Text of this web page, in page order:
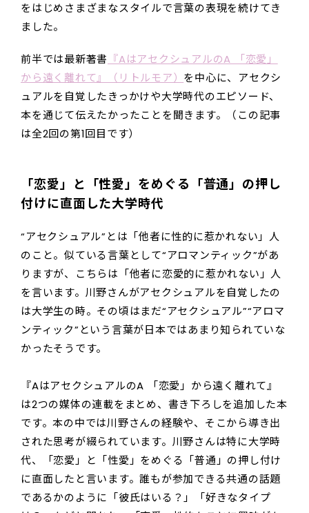
をはじめさまざまなスタイルで言葉の表現を続けてき
ました。
前半では最新著書 『AはアセクシュアルのA 「恋愛」
から遠く離れて』（リトルモア） を中心に、アセクシ
ュアルを自覚したきっかけや大学時代のエピソード、
本を通じて伝えたかったことを聞きます。（この記事
は全2回の第1回目です）
「恋愛」と「性愛」をめぐる「普通」の押し
付けに直面した大学時代
“アセクシュアル”とは「他者に性的に惹かれない」人
のこと。似ている言葉として“アロマンティック”があ
りますが、こちらは「他者に恋愛的に惹かれない」人
を言います。川野さんがアセクシュアルを自覚したの
は大学生の時。その頃はまだ“アセクシュアル”“アロマ
ンティック”という言葉が日本ではあまり知られていな
かったそうです。
『AはアセクシュアルのA 「恋愛」から遠く離れて』
は2つの媒体の連載をまとめ、書き下ろしを追加した本
です。本の中では川野さんの経験や、そこから導き出
された思考が綴られています。川野さんは特に大学時
代、「恋愛」と「性愛」をめぐる「普通」の押し付け
に直面したと言います。誰もが参加できる共通の話題
であるかのように「彼氏はいる？」「好きなタイプ